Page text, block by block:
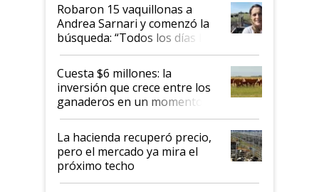
Robaron 15 vaquillonas a
Andrea Sarnari y comenzó la
búsqueda: “Todos los días le
toca a algún productor”
Cuesta $6 millones: la
inversión que crece entre los
ganaderos en un momento
histórico para la actividad
La hacienda recuperó precio,
pero el mercado ya mira el
próximo techo